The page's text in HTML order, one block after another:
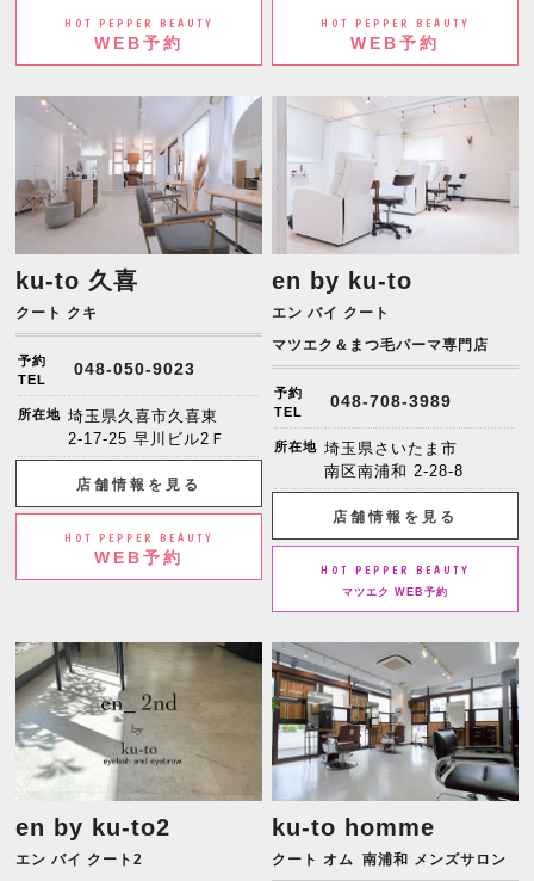
HOT PEPPER BEAUTY
WEB予約
HOT PEPPER BEAUTY
WEB予約
ku-to 久喜
クート クキ
予約
TEL
048-050-9023
所在地 埼玉県久喜市久喜東
2-17-25 早川ビル2Ｆ
店舗情報を見る
HOT PEPPER BEAUTY
WEB予約
en by ku-to
エン バイ クート
マツエク＆まつ毛パーマ専門店
予約
TEL
048-708-3989
所在地 埼玉県さいたま市
南区南浦和 2-28-8
店舗情報を見る
HOT PEPPER BEAUTY
マツエク WEB予約
en by ku-to2
エン バイ クート2
ku-to homme
クート オム 南浦和 メンズサロン